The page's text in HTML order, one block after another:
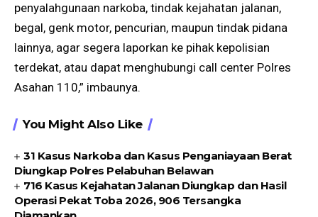
penyalahgunaan narkoba, tindak kejahatan jalanan,
begal, genk motor, pencurian, maupun tindak pidana
lainnya, agar segera laporkan ke pihak kepolisian
terdekat, atau dapat menghubungi call center Polres
Asahan 110,” imbaunya.
You Might Also Like
31 Kasus Narkoba dan Kasus Penganiayaan Berat
Diungkap Polres Pelabuhan Belawan
716 Kasus Kejahatan Jalanan Diungkap dan Hasil
Operasi Pekat Toba 2026, 906 Tersangka